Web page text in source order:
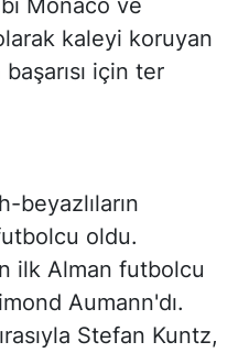
Monaco ve
kaleyi koruyan
için ter
beyazlıların
oldu.
ilk Alman futbolcu
Aumann'dı.
Stefan Kuntz,